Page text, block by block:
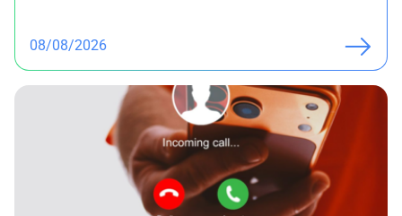
08/08/2026